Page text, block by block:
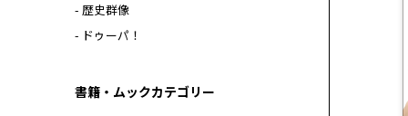
- 歴史群像
- ドゥーパ！
書籍・ムックカテゴリー